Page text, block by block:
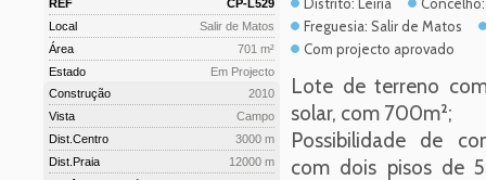
REF
CP-L529
Local
Salir de Matos
Área
701 m²
Estado
Em Projecto
Construção
2010
Vista
Campo
Dist.Centro
3000 m
Dist.Praia
12000 m
Freguesia: Salir de Matos
Com projecto aprovado
Lote de terreno
solar, com 700m²;
Possibilidade de
com dois pisos de